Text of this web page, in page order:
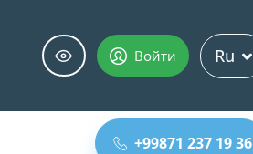
Войти Ru
+99871 237 19 36